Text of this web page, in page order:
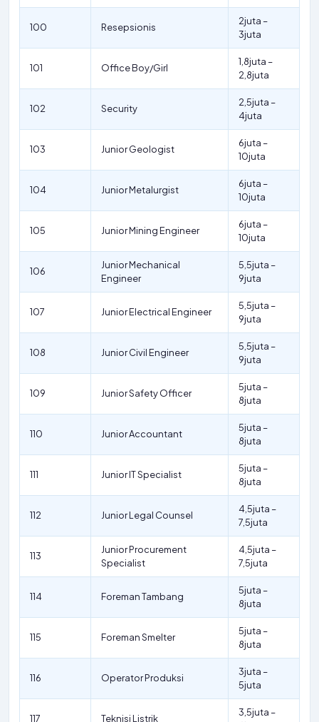
100 Resepsionis
2juta –
3juta
101 Office Boy/Girl
1,8juta –
2,8juta
102 Security
2,5juta –
4juta
103 Junior Geologist
6juta –
10juta
104 Junior Metalurgist
6juta –
10juta
105 Junior Mining Engineer
6juta –
10juta
106
Junior Mechanical
Engineer
5,5juta –
9juta
107 Junior Electrical Engineer
5,5juta –
9juta
108 Junior Civil Engineer
5,5juta –
9juta
109 Junior Safety Officer
5juta –
8juta
110 Junior Accountant
5juta –
8juta
111 Junior IT Specialist
5juta –
8juta
112 Junior Legal Counsel
4,5juta –
7,5juta
113
Junior Procurement
Specialist
4,5juta –
7,5juta
114 Foreman Tambang
5juta –
8juta
115 Foreman Smelter
5juta –
8juta
116 Operator Produksi
3juta –
5juta
117 Teknisi Listrik
3,5juta –